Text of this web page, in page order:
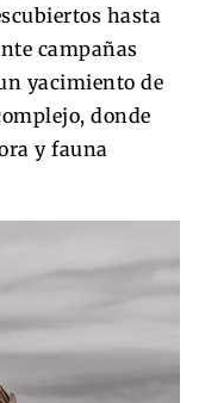
hasta
campañas
yacimiento de
donde
y fauna